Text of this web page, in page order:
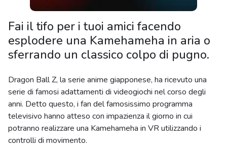
Fai il tifo per i tuoi amici facendo
esplodere una Kamehameha in aria o
sferrando un classico colpo di pugno.
Dragon Ball Z, la serie anime giapponese, ha ricevuto una
serie di famosi adattamenti di videogiochi nel corso degli
anni. Detto questo, i fan del famosissimo programma
televisivo hanno atteso con impazienza il giorno in cui
potranno realizzare una Kamehameha in VR utilizzando i
controlli di movimento.